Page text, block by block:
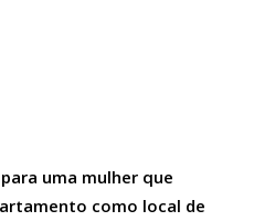
uma mulher que
como local de